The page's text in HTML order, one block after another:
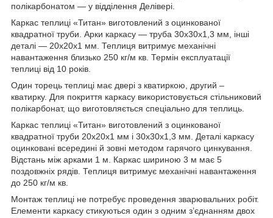
полікарбонатом — у відділення Делівері.
Каркас теплиці «Титан» виготовлений з оцинкованої
квадратної труби. Арки каркасу — труба 30х30х1,3 мм, інші
деталі — 20х20х1 мм. Теплиця витримує механічні
навантаження близько 250 кг/м кв. Термін експлуатації
теплиці від 10 років.
Один торець теплиці має двері з кватиркою, другий –
кватирку. Для покриття каркасу використовується стільниковий
полікарбонат, що виготовляється спеціально для теплиць.
Каркас теплиці «Титан» виготовлений з оцинкованої
квадратної труби 20х20х1 мм і 30х30х1,3 мм. Деталі каркасу
оцинковані всередині й зовні методом гарячого цинкування.
Відстань між арками 1 м. Каркас шириною 3 м має 5
поздовжніх рядів. Теплиця витримує механічні навантаження
до 250 кг/м кв.
Монтаж теплиці не потребує проведення зварювальних робіт.
Елементи каркасу стикуються один з одним з’єднанням двох